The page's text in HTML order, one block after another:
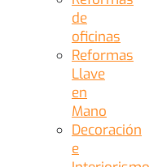
de
oficinas
Reformas
Llave
en
Mano
Decoración
e